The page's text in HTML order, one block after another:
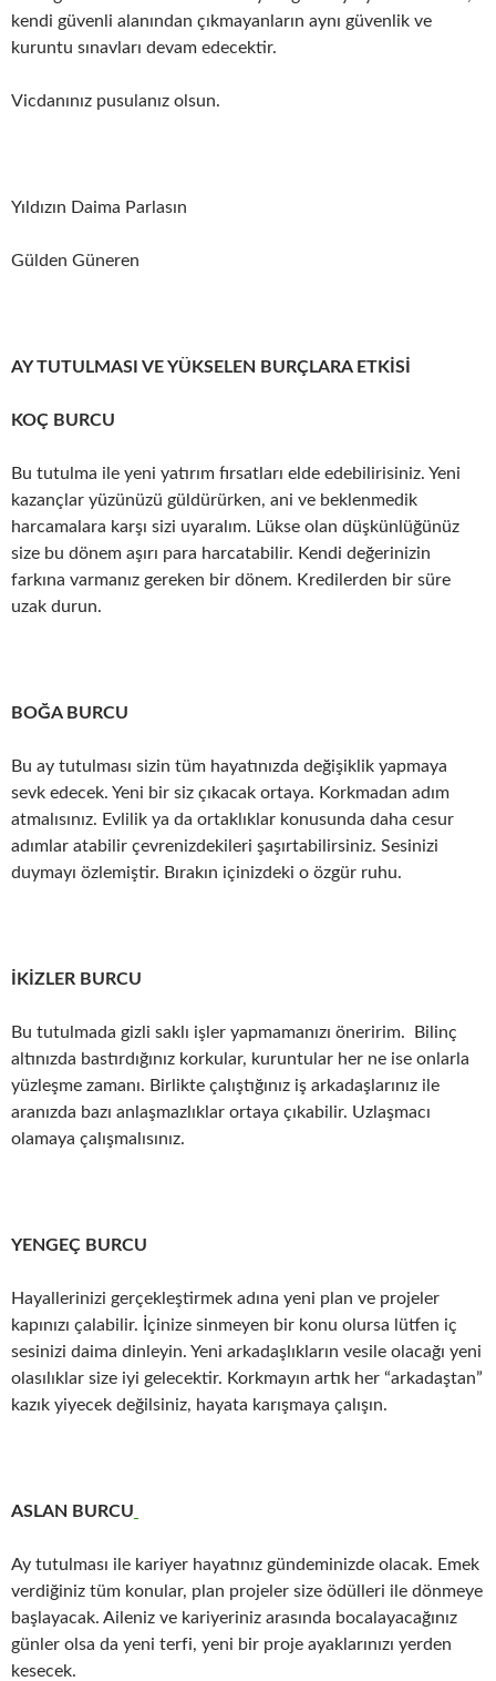
kendi güvenli alanından çıkmayanların aynı güvenlik ve
kuruntu sınavları devam edecektir.
Vicdanınız pusulanız olsun.
Yıldızın Daima Parlasın
Gülden Güneren
AY TUTULMASI VE YÜKSELEN BURÇLARA ETKİSİ
KOÇ BURCU
Bu tutulma ile yeni yatırım fırsatları elde edebilirisiniz. Yeni
kazançlar yüzünüzü güldürürken, ani ve beklenmedik
harcamalara karşı sizi uyaralım. Lükse olan düşkünlüğünüz
size bu dönem aşırı para harcatabilir. Kendi değerinizin
farkına varmanız gereken bir dönem. Kredilerden bir süre
uzak durun.
BOĞA BURCU
Bu ay tutulması sizin tüm hayatınızda değişiklik yapmaya
sevk edecek. Yeni bir siz çıkacak ortaya. Korkmadan adım
atmalısınız. Evlilik ya da ortaklıklar konusunda daha cesur
adımlar atabilir çevrenizdekileri şaşırtabilirsiniz. Sesinizi
duymayı özlemiştir. Bırakın içinizdeki o özgür ruhu.
İKİZLER BURCU
Bu tutulmada gizli saklı işler yapmamanızı öneririm. Bilinç
altınızda bastırdığınız korkular, kuruntular her ne ise onlarla
yüzleşme zamanı. Birlikte çalıştığınız iş arkadaşlarınız ile
aranızda bazı anlaşmazlıklar ortaya çıkabilir. Uzlaşmacı
olamaya çalışmalısınız.
YENGEÇ BURCU
Hayallerinizi gerçekleştirmek adına yeni plan ve projeler
kapınızı çalabilir. İçinize sinmeyen bir konu olursa lütfen iç
sesinizi daima dinleyin. Yeni arkadaşlıkların vesile olacağı yeni
olasılıklar size iyi gelecektir. Korkmayın artık her “arkadaştan”
kazık yiyecek değilsiniz, hayata karışmaya çalışın.
ASLAN BURCU
Ay tutulması ile kariyer hayatınız gündeminizde olacak. Emek
verdiğiniz tüm konular, plan projeler size ödülleri ile dönmeye
başlayacak. Aileniz ve kariyeriniz arasında bocalayacağınız
günler olsa da yeni terfi, yeni bir proje ayaklarınızı yerden
kesecek.